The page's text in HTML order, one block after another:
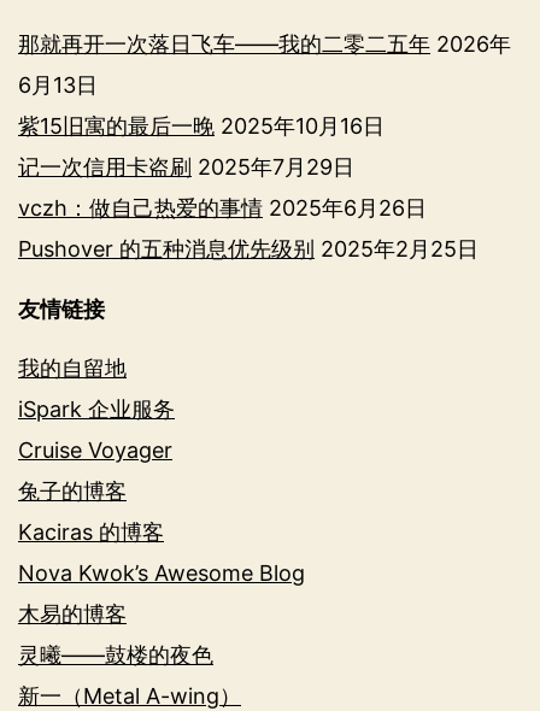
那就再开一次落日飞车——我的二零二五年 2026年
6月13日
紫15旧寓的最后一晚 2025年10月16日
记一次信用卡盗刷 2025年7月29日
vczh：做自己热爱的事情 2025年6月26日
Pushover 的五种消息优先级别 2025年2月25日
友情链接
我的自留地
iSpark 企业服务
Cruise Voyager
兔子的博客
Kaciras 的博客
Nova Kwok’s Awesome Blog
木易的博客
灵曦——鼓楼的夜色
新一（Metal A-wing）